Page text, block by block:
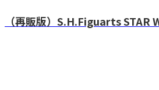
（再販版）S.H.Figuarts STAR